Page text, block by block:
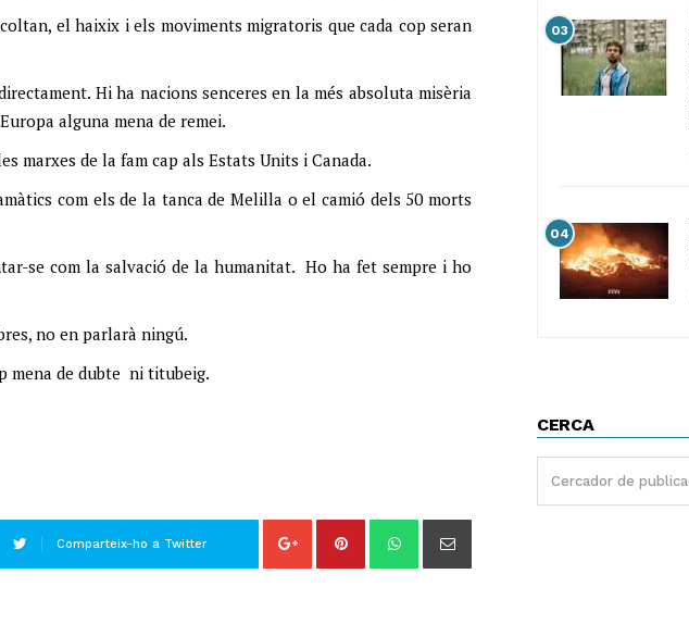
el haixix i els moviments migratoris que cada cop seran
Hi ha nacions senceres en la més absoluta misèria
alguna mena de remei.
marxes de la fam cap als Estats Units i Canada.
com els de la tanca de Melilla o el camió dels 50 morts
se com la salvació de la humanitat. Ho ha fet sempre i ho
no en parlarà ningú.
mena de dubte ni titubeig.
Comparteix-ho a Twitter
03
04
CERCA